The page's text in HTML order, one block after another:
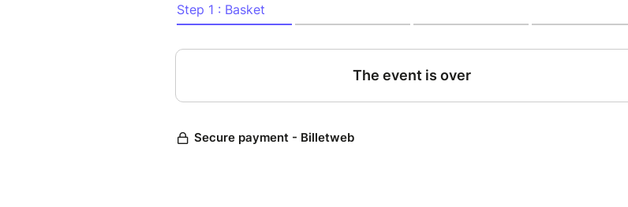
clinique et à la mise au point de stratégies thérapeutiques innovantes et
personnalisées pour les patients.